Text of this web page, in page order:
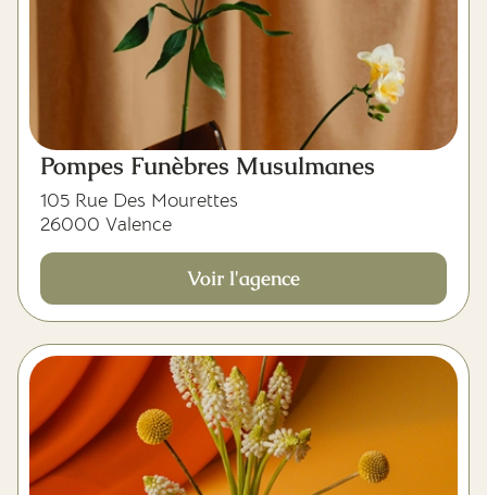
Pompes Funèbres Musulmanes
105 Rue Des Mourettes
26000 Valence
Voir l'agence